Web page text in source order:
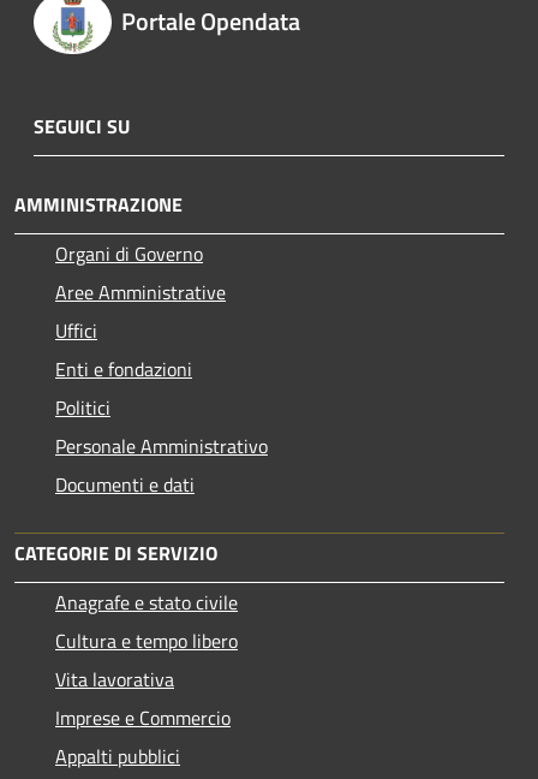
Portale Opendata
SEGUICI SU
AMMINISTRAZIONE
Organi di Governo
Aree Amministrative
Uffici
Enti e fondazioni
Politici
Personale Amministrativo
Documenti e dati
CATEGORIE DI SERVIZIO
Anagrafe e stato civile
Cultura e tempo libero
Vita lavorativa
Imprese e Commercio
Appalti pubblici